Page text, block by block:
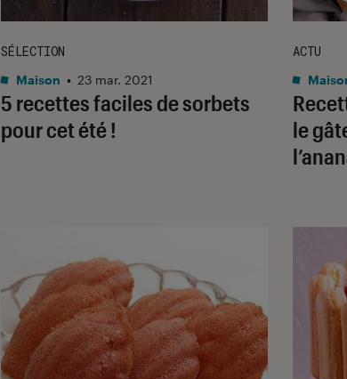
5 recettes faciles de sorbets
pour cet été !
SÉLECTION
Maison • 23 mar. 2021
le
ACTU